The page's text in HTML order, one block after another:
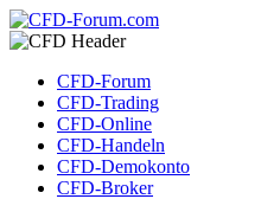
CFD-Forum
CFD-Trading
CFD-Online
CFD-Handeln
CFD-Demokonto
CFD-Broker